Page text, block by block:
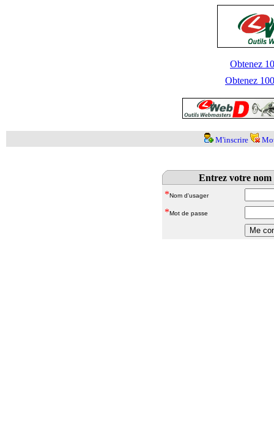
Obtenez
Obtenez
M'inscrire
Entrez votre nom
*Nom d'usager
*Mot de passe